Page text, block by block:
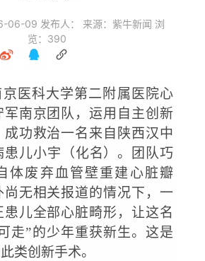
06-09 发布人： 来源：紫牛新闻 浏
览：390
医科大学第二附属医院心
军南京团队，运用自主创新
成功救治一名来自陕西汉中
患儿小宇（化名）。团队巧
体废弃血管壁重建心脏瓣
尚无相关报道的情况下，一
儿全部心脏畸形，让这名
走”的少年重获新生。这是
类创新手术。